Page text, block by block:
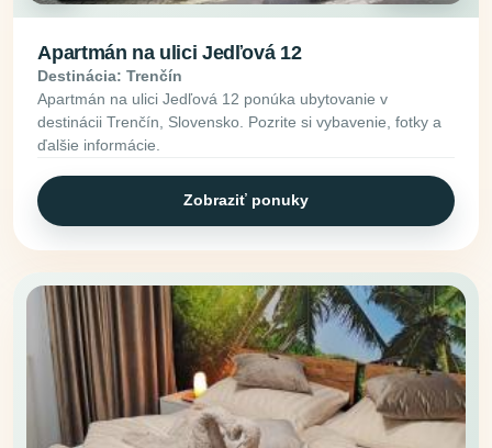
Apartmán na ulici Jedľová 12
Destinácia: Trenčín
Apartmán na ulici Jedľová 12 ponúka ubytovanie v
destinácii Trenčín, Slovensko. Pozrite si vybavenie, fotky a
ďalšie informácie.
Zobraziť ponuky